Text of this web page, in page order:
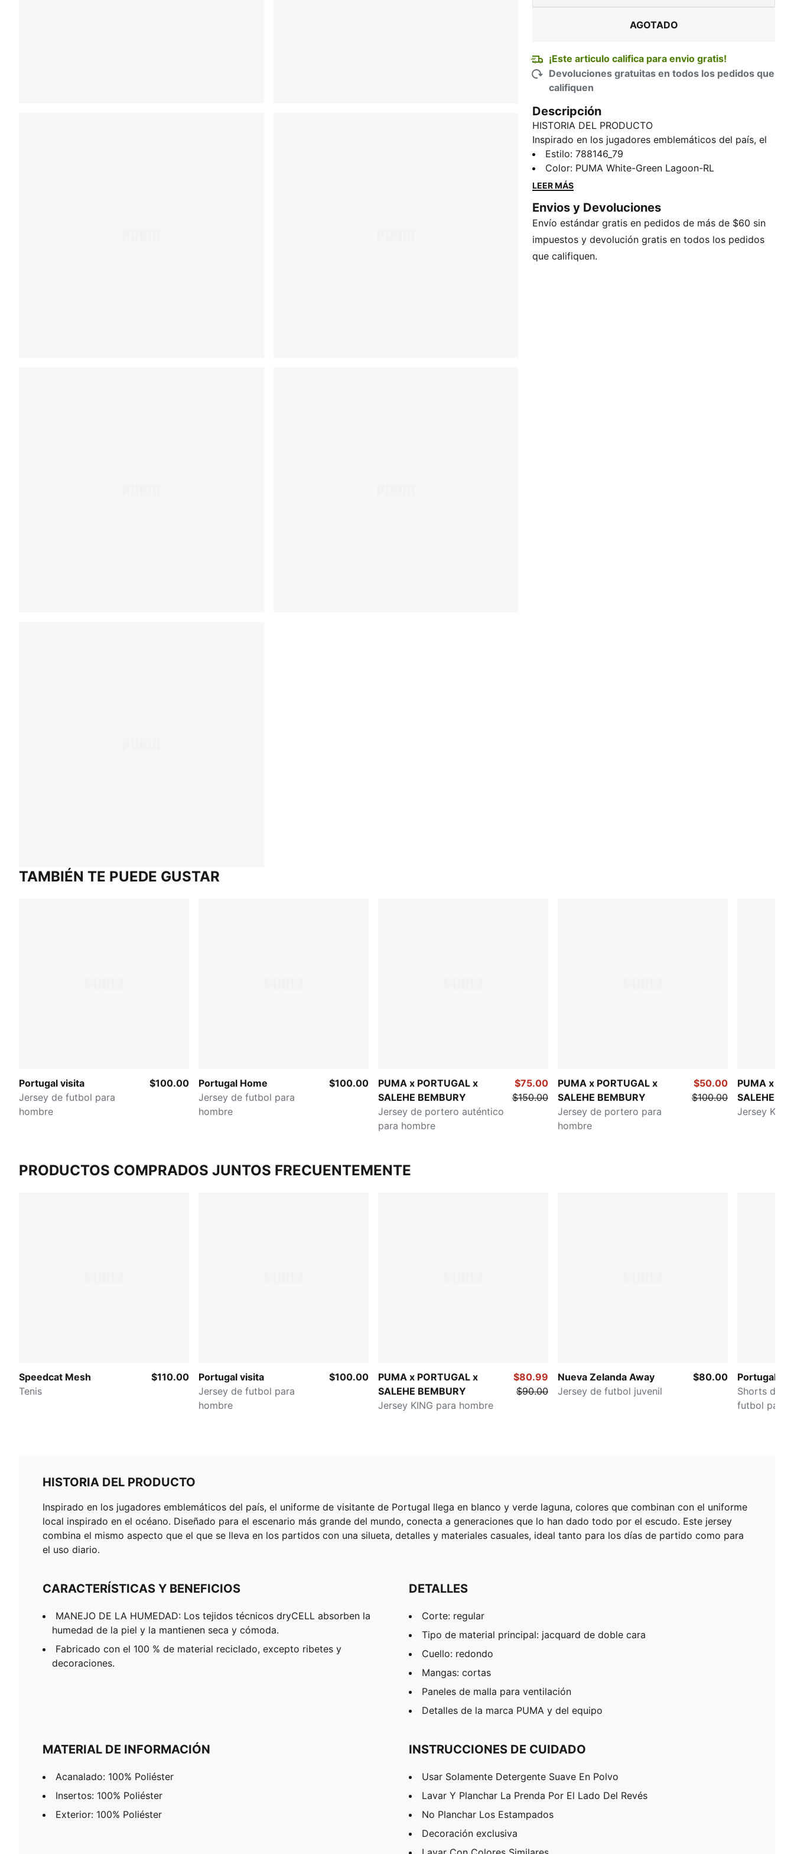
AGOTADO
¡Este articulo califica para envio gratis!
Devoluciones gratuitas en todos los pedidos que
califiquen
Descripción
HISTORIA DEL PRODUCTO
Inspirado en los jugadores emblemáticos del país, el
uniforme de visitante de Portugal llega en blanco y
verde laguna, colores que combinan con el uniforme
local inspirado en el océano. Diseñado para el
generaciones que lo han dado todo por el escudo.
Este jersey combina el mismo aspecto que el que se
lleva en los partidos con una silueta, detalles y
materiales casuales, ideal tanto para los días de
Estilo:788146_79
Color: PUMA White-Green Lagoon-RL
LEER MÁS
Envios y Devoluciones
Envío estándar gratis en pedidos de más de $60 sin
impuestos y devolución gratis en todos los pedidos
que califiquen.
TAMBIÉN TE PUEDE GUSTAR
Portugal visita
Jersey de futbol para
hombre
$100.00
Portugal Home
Jersey de futbol para
hombre
$100.00
PUMA x PORTUGAL x
SALEHE BEMBURY
Jersey de portero auténtico
para hombre
$75.00
$150.00
PUMA x PORTUGAL x
SALEHE BEMBURY
Jersey de portero para
hombre
$50.00
$100.00
PUMA x
SALEHE
Jersey
PRODUCTOS COMPRADOS JUNTOS FRECUENTEMENTE
Speedcat Mesh
Tenis
$110.00
Portugal visita
Jersey de futbol para
hombre
$100.00
PUMA x PORTUGAL x
SALEHE BEMBURY
Jersey KING para hombre
$80.99
$90.00
Nueva Zelanda Away
Jersey de futbol juvenil
$80.00
Portugal
Shorts de
futbol para
HISTORIA DEL PRODUCTO
Inspirado en los jugadores emblemáticos del país, el uniforme de visitante de Portugal llega en blanco y verde laguna, colores que combinan con el uniforme
local inspirado en el océano. Diseñado para el escenario más grande del mundo, conecta a generaciones que lo han dado todo por el escudo. Este jersey
combina el mismo aspecto que el que se lleva en los partidos con una silueta, detalles y materiales casuales, ideal tanto para los días de partido como para
el uso diario.
CARACTERÍSTICAS Y BENEFICIOS
MANEJO DE LA HUMEDAD: Los tejidos técnicos dryCELL absorben la
humedad de la piel y la mantienen seca y cómoda.
Fabricado con el 100 % de material reciclado, excepto ribetes y
decoraciones.
DETALLES
Corte: regular
Tipo de material principal: jacquard de doble cara
Cuello: redondo
Mangas: cortas
Paneles de malla para ventilación
Detalles de la marca PUMA y del equipo
MATERIAL DE INFORMACIÓN
Acanalado: 100% Poliéster
Insertos: 100% Poliéster
Exterior: 100% Poliéster
INSTRUCCIONES DE CUIDADO
Usar Solamente Detergente Suave En Polvo
Lavar Y Planchar La Prenda Por El Lado Del Revés
No Planchar Los Estampados
Decoración exclusiva